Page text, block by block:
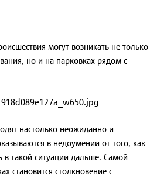
могут возникать не только
но и на парковках рядом с
настолько неожиданно и
в недоумении от того, как
в такой ситуации дальше. Самой
становится столкновение с